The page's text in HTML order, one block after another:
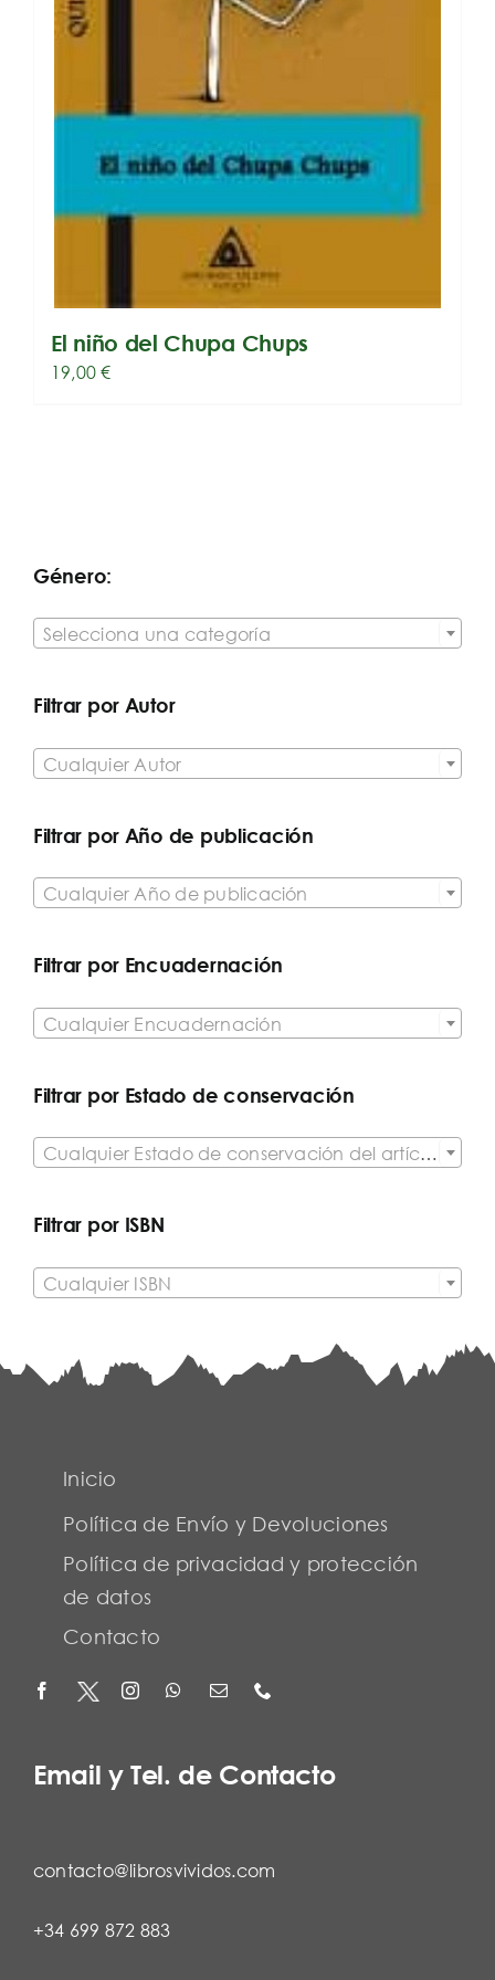
El niño del Chupa Chups
19,00€
Género:
Selecciona una categoría
Filtrar por Autor
Cualquier Autor
Filtrar por Año de publicación
Cualquier Año de publicación
Filtrar por Encuadernación
Cualquier Encuadernación
Filtrar por Estado de conservación
Cualquier Estado de conservación del artículo
Filtrar por ISBN
Cualquier ISBN
Inicio
Política de Envío y Devoluciones
Política de privacidad y protección
de datos
Contacto
Email y Tel. de Contacto
contacto@librosvividos.com
+34 699 872 883